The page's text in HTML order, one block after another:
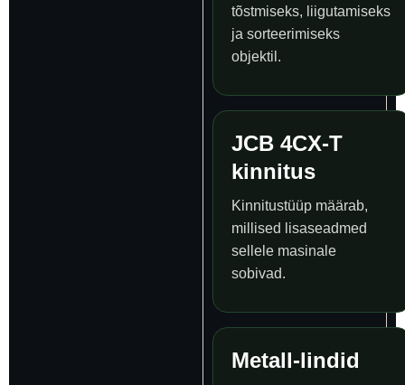
tõstmiseks, liigutamiseks
ja sorteerimiseks
objektil.
JCB 4CX-T
kinnitus
Kinnitustüüp määrab,
millised lisaseadmed
sellele masinale
sobivad.
Metall-lindid